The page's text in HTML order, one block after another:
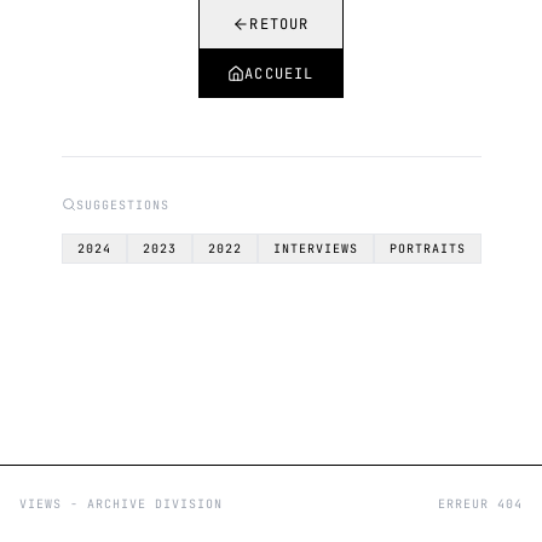
RETOUR
ACCUEIL
SUGGESTIONS
2024 2023 2022 INTERVIEWS PORTRAITS
VIEWS - ARCHIVE DIVISION ERREUR 404